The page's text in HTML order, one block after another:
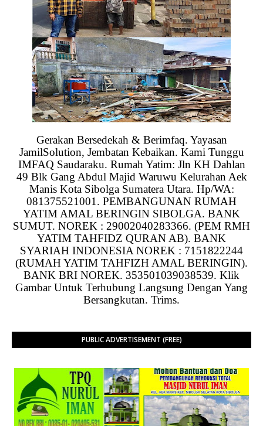
Gerakan Bersedekah & Berimfaq. Yayasan
JamilSolution, Jembatan Kebaikan. Kami Tunggu
IMFAQ Saudaraku. Rumah Yatim: Jln KH Dahlan
49 Blk Gang Abdul Majid Waruwu Kelurahan Aek
Manis Kota Sibolga Sumatera Utara. Hp/WA:
081375521001. PEMBANGUNAN RUMAH
YATIM AMAL BERINGIN SIBOLGA. BANK
SUMUT. NOREK : 29002040283366. (PEM RMH
YATIM TAHFIDZ QURAN AB). BANK
SYARIAH INDONESIA NOREK : 7151822244
(RUMAH YATIM TAHFIZH AMAL BERINGIN).
BANK BRI NOREK. 353501039038539. Klik
Gambar Untuk Terhubung Langsung Dengan Yang
Bersangkutan. Trims.
PUBLIC ADVERTISEMENT (FREE)